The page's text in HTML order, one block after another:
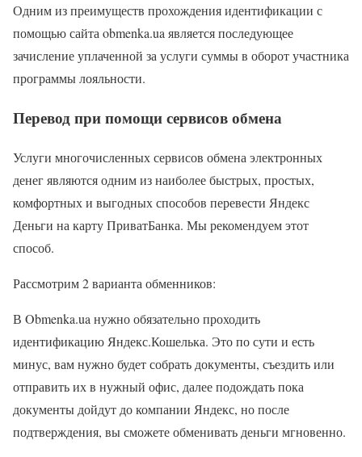
Одним из преимуществ прохождения идентификации с
помощью сайта obmenka.ua является последующее
зачисление уплаченной за услуги суммы в оборот участника
программы лояльности.
Перевод при помощи сервисов обмена
Услуги многочисленных сервисов обмена электронных
денег являются одним из наиболее быстрых, простых,
комфортных и выгодных способов перевести Яндекс
Деньги на карту ПриватБанка. Мы рекомендуем этот
способ.
Рассмотрим 2 варианта обменников:
В Obmenka.ua нужно обязательно проходить
идентификацию Яндекс.Кошелька. Это по сути и есть
минус, вам нужно будет собрать документы, съездить или
отправить их в нужный офис, далее подождать пока
документы дойдут до компании Яндекс, но после
подтверждения, вы сможете обменивать деньги мгновенно.